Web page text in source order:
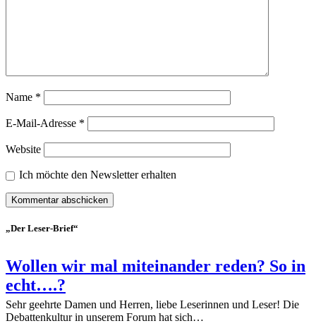
Name *
E-Mail-Adresse *
Website
Ich möchte den Newsletter erhalten
„Der Leser-Brief“
Wollen wir mal miteinander reden? So in
echt….?
Sehr geehrte Damen und Herren, liebe Leserinnen und Leser! Die
Debattenkultur in unserem Forum hat sich…